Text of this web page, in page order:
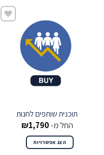
תוכנית שותפים לחנות
החל מ- ₪1,790
הצג אפשרויות